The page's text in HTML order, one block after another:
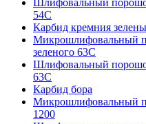
54С
Карбид кремния
Микрошлифовальный
зеленого 63С
Шлифовальный
63С
Карбид бора
Микрошлифовальный
1200